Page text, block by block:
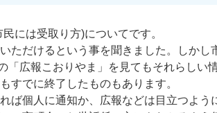
には受取り方)についてです。
ただけるという事を聞きました。しかし
「広報こおりやま」を見てもそれらしい
すでに終了したものもあります。
ば個人に通知か、広報などは目立つよう